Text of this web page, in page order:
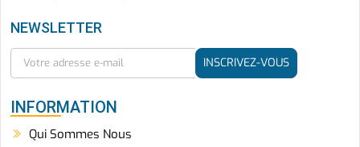
NEWSLETTER
INSCRIVEZ-VOUS
INFORMATION
Qui Sommes Nous